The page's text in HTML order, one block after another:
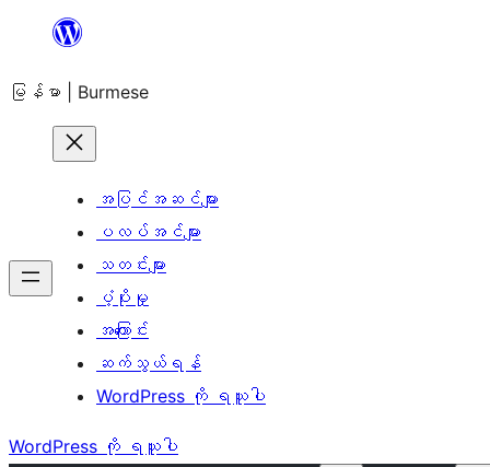
အကြောင်းအရာ
ကျော်သွား
မြန်မာ | Burmese
အပြင်အဆင်များ
ပလပ်အင်များ
သတင်းများ
ပံ့ပိုးမှု
အကြောင်း
ဆက်သွယ်ရန်
WordPress ကို ရယူပါ
WordPress ကို ရယူပါ